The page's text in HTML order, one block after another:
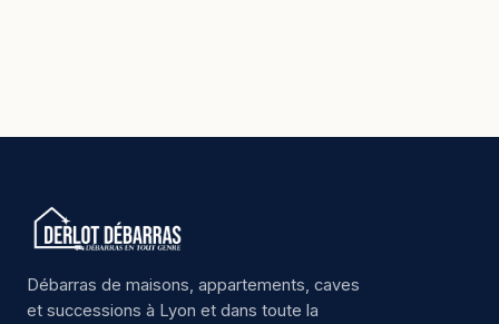
Débarras de maisons, appartements, caves
et successions à Lyon et dans toute la